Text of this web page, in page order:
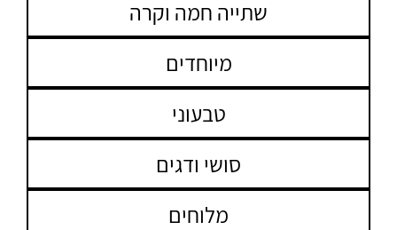
שתייה חמה וקרה
מיוחדים
טבעוני
סושי ודגים
מלוחים